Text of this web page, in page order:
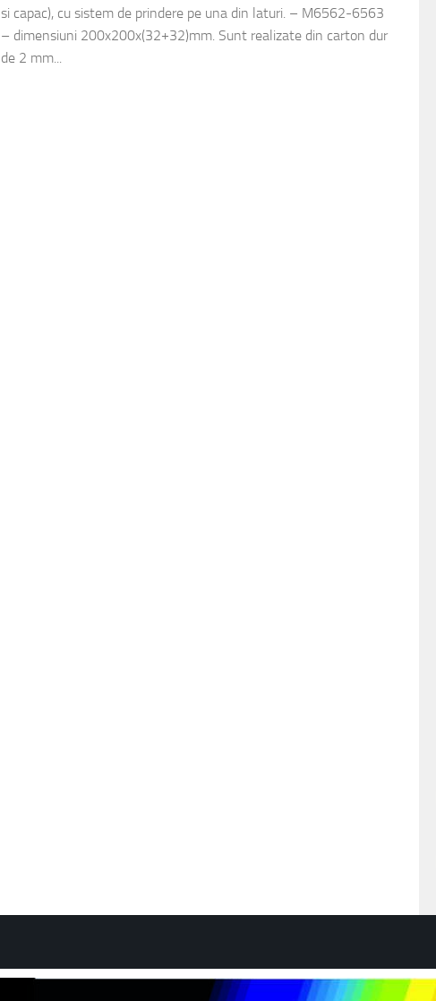
si capac), cu sistem de prindere pe una din laturi. – M6562-6563
– dimensiuni 200x200x(32+32)mm. Sunt realizate din carton dur
de 2 mm...